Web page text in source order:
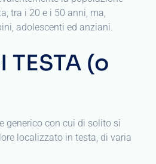
tra i 20 e i 50 anni, ma,
adolescenti ed anziani.
TESTA (o
generico con cui di solito si
localizzato in testa, di varia